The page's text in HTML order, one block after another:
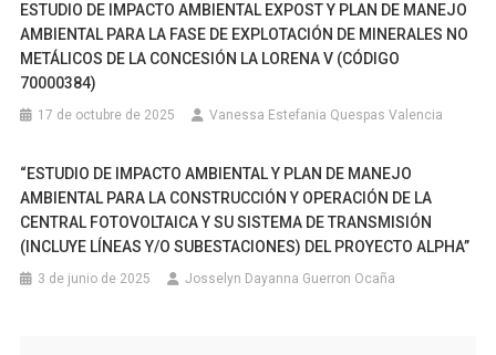
DE
PAPAYO
MINERO
2157.1)”
ESTUDIO DE IMPACTO AMBIENTAL EXPOST Y PLAN DE MANEJO
AMBIENTAL PARA LA FASE DE EXPLOTACIÓN DE MINERALES NO
METÁLICOS DE LA CONCESIÓN LA LORENA V (CÓDIGO
70000384)
17 de octubre de 2025 Vanessa Estefania Quespas Valencia
“ESTUDIO DE IMPACTO AMBIENTAL Y PLAN DE MANEJO
AMBIENTAL PARA LA CONSTRUCCIÓN Y OPERACIÓN DE LA
CENTRAL FOTOVOLTAICA Y SU SISTEMA DE TRANSMISIÓN
(INCLUYE LÍNEAS Y/O SUBESTACIONES) DEL PROYECTO ALPHA”
3 de junio de 2025 Josselyn Dayanna Guerron Ocaña